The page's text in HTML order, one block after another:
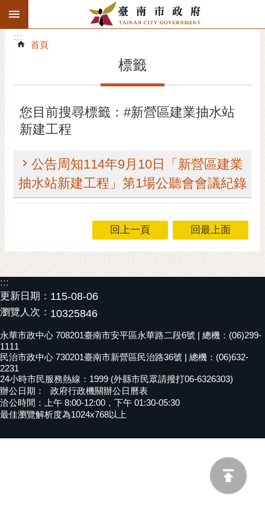
跳到主要內容區塊
搜
階
精彩府城
市府動態
市府團隊
主題服務
市民互動
黃
偉
哲
螢
光
花
泉
桐
花
祭
:::
:::
首頁
標籤
您目前搜尋標籤：#新營區建業抽水站
新建工程
公告周知114年9月10日「新營區建業
抽水站新建工程」第1場公聽會會議紀錄
回上一頁 回最上面
:::
更新日期： 115-08-06
瀏覽人次： 10325846
永華市政中心 708201臺南市安平區永華路二段6號 | 總機：(06)299-
1111
民治市政中心 730201臺南市新營區民治路36號 | 總機：(06)632-
2231
24小時市民服務熱線：1999 (外縣市民眾請撥打06-6326303)
辦公日期：
政府行政機關辦公日曆表
洽公時間：上午 8:00-12:00，下午 01:30-05:30
最佳瀏覽解析度為1024x768以上